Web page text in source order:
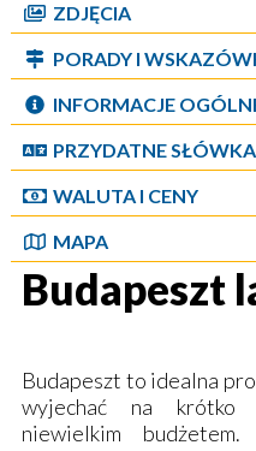
ZDJĘCIA
PORADY I
INFORMACJE
PRZYDATNE SŁÓWKA
WALUTA I CENY
MAPA
Budapeszt
Budapeszt to idealna
wyjechać na krótko
niewielkim